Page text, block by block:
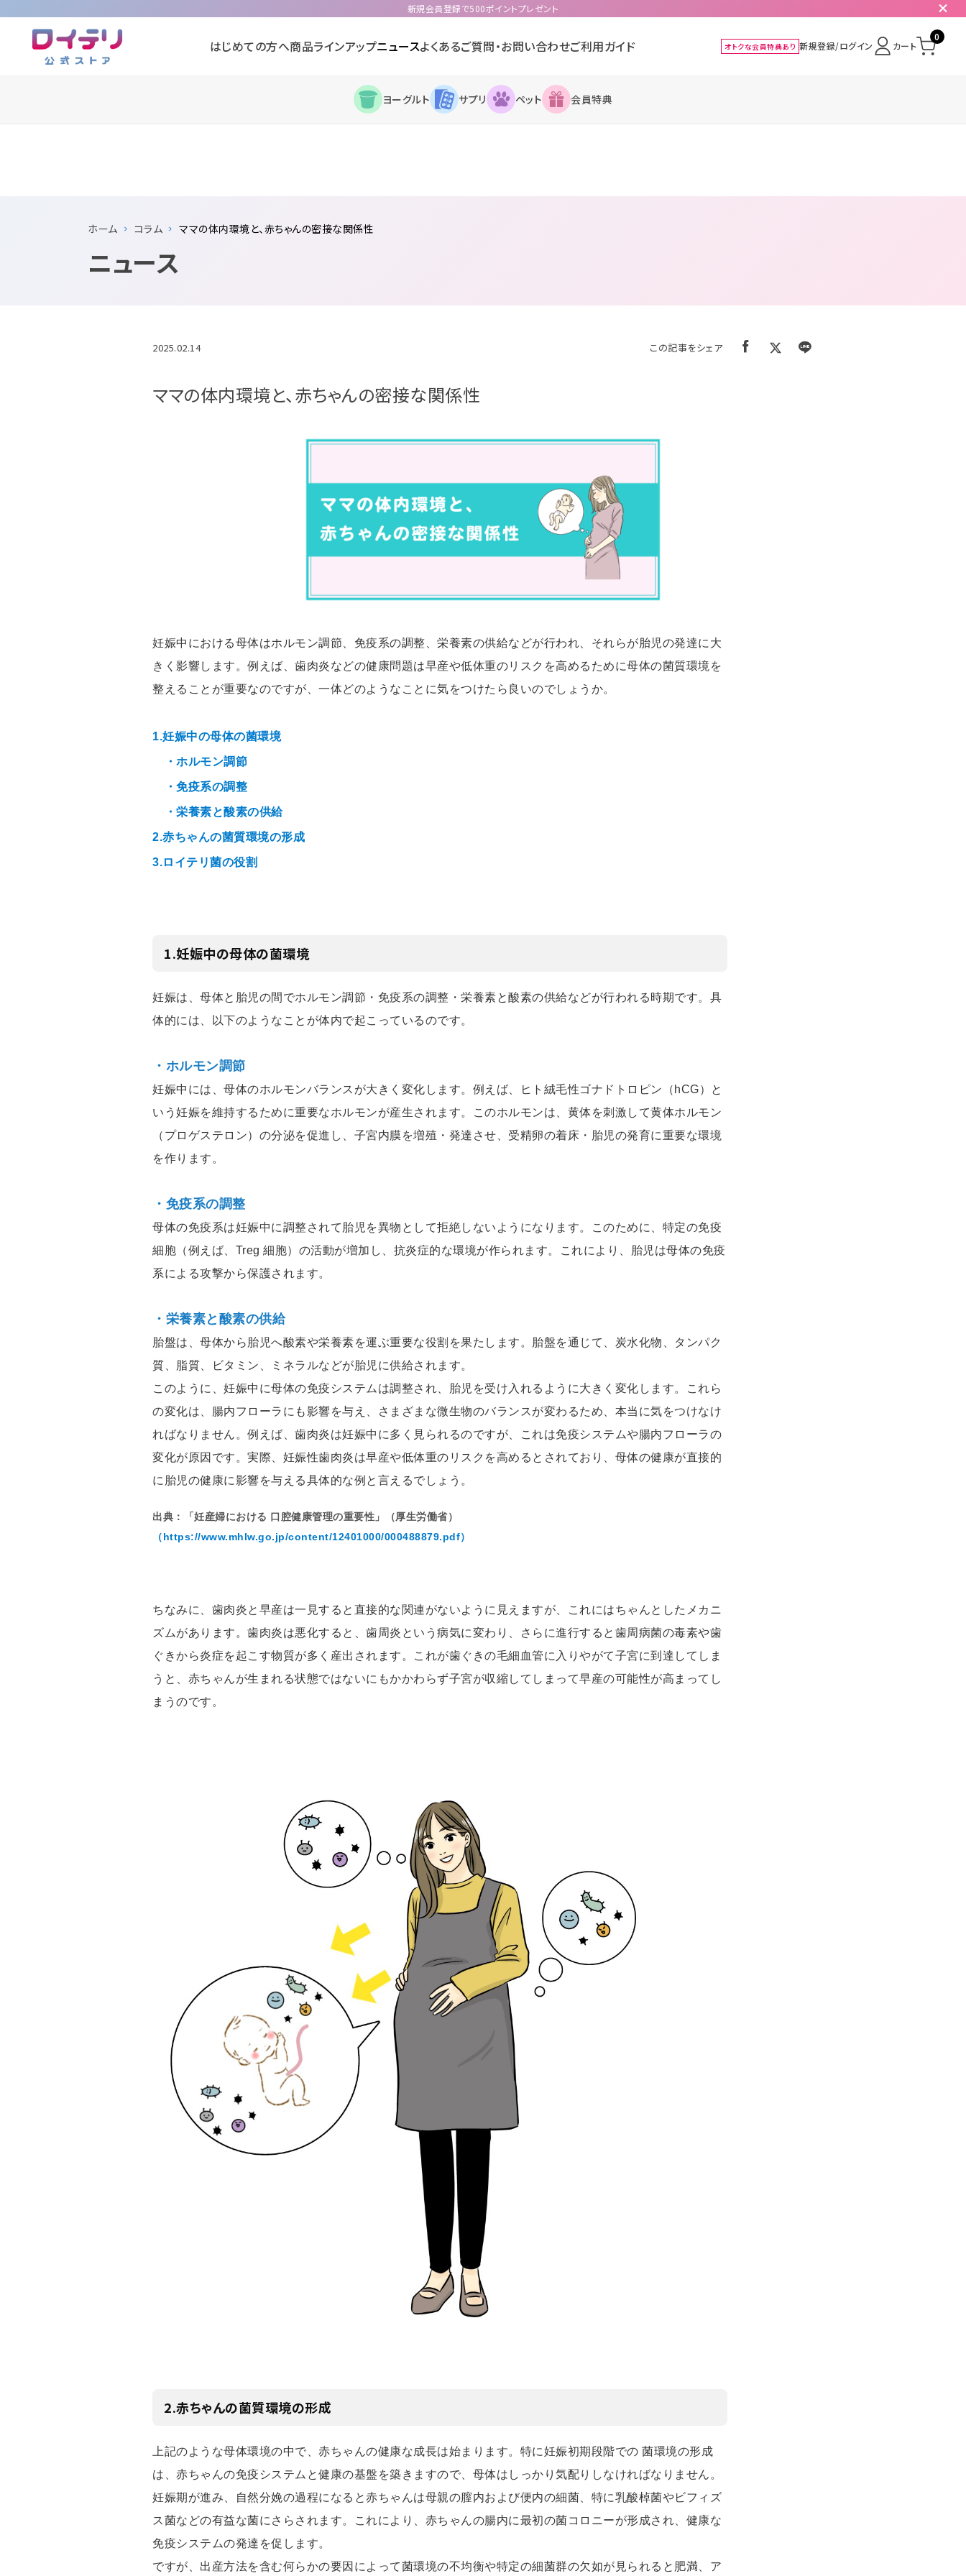
新規会員登録で500ポイントプレゼント
はじめての方へ商品ラインアップニュースよくあるご質問・お問い合わせご利用ガイド オトクな会員特典あり 新規登録/ログイン カート
0
ヨーグルト サプリ ペット 会員特典
ホーム コラム ママの体内環境と、赤ちゃんの密接な関係性
ニュース
2025.02.14 この記事をシェア
ママの体内環境と、赤ちゃんの密接な関係性
妊娠中における母体はホルモン調節、免疫系の調整、栄養素の供給などが行われ、それらが胎児の発達に大
きく影響します。例えば、歯肉炎などの健康問題は早産や低体重のリスクを高めるために母体の菌質環境を
整えることが重要なのですが、一体どのようなことに気をつけたら良いのでしょうか。
1.妊娠中の母体の菌環境
・ホルモン調節
・免疫系の調整
・栄養素と酸素の供給
2.赤ちゃんの菌質環境の形成
3.ロイテリ菌の役割
1.妊娠中の母体の菌環境
妊娠は、母体と胎児の間でホルモン調節・免疫系の調整・栄養素と酸素の供給などが行われる時期です。具
体的には、以下のようなことが体内で起こっているのです。
・ホルモン調節
妊娠中には、母体のホルモンバランスが大きく変化します。例えば、ヒト絨毛性ゴナドトロピン（hCG）と
いう妊娠を維持するために重要なホルモンが産生されます。このホルモンは、黄体を刺激して黄体ホルモン
（プロゲステロン）の分泌を促進し、子宮内膜を増殖・発達させ、受精卵の着床・胎児の発育に重要な環境
を作ります。
・免疫系の調整
母体の免疫系は妊娠中に調整されて胎児を異物として拒絶しないようになります。このために、特定の免疫
細胞（例えば、Treg 細胞）の活動が増加し、抗炎症的な環境が作られます。これにより、胎児は母体の免疫
系による攻撃から保護されます。
・栄養素と酸素の供給
胎盤は、母体から胎児へ酸素や栄養素を運ぶ重要な役割を果たします。胎盤を通じて、炭水化物、タンパク
質、脂質、ビタミン、ミネラルなどが胎児に供給されます。
このように、妊娠中に母体の免疫システムは調整され、胎児を受け入れるように大きく変化します。これら
の変化は、腸内フローラにも影響を与え、さまざまな微生物のバランスが変わるため、本当に気をつけなけ
ればなりません。例えば、歯肉炎は妊娠中に多く見られるのですが、これは免疫システムや腸内フローラの
変化が原因です。実際、妊娠性歯肉炎は早産や低体重のリスクを高めるとされており、母体の健康が直接的
に胎児の健康に影響を与える具体的な例と言えるでしょう。
出典：「妊産婦における 口腔健康管理の重要性」（厚生労働省）
（https://www.mhlw.go.jp/content/12401000/000488879.pdf）
ちなみに、歯肉炎と早産は一見すると直接的な関連がないように見えますが、これにはちゃんとしたメカニ
ズムがあります。歯肉炎は悪化すると、歯周炎という病気に変わり、さらに進行すると歯周病菌の毒素や歯
ぐきから炎症を起こす物質が多く産出されます。これが歯ぐきの毛細血管に入りやがて子宮に到達してしま
うと、赤ちゃんが生まれる状態ではないにもかかわらず子宮が収縮してしまって早産の可能性が高まってし
まうのです。
2.赤ちゃんの菌質環境の形成
上記のような母体環境の中で、赤ちゃんの健康な成長は始まります。特に妊娠初期段階での 菌環境の形成
は、赤ちゃんの免疫システムと健康の基盤を築きますので、母体はしっかり気配りしなければなりません。
妊娠期が進み、自然分娩の過程になると赤ちゃんは母親の膣内および便内の細菌、特に乳酸棹菌やビフィズ
ス菌などの有益な菌にさらされます。これにより、赤ちゃんの腸内に最初の菌コロニーが形成され、健康な
免疫システムの発達を促します。
ですが、出産方法を含む何らかの要因によって菌環境の不均衡や特定の細菌群の欠如が見られると肥満、ア